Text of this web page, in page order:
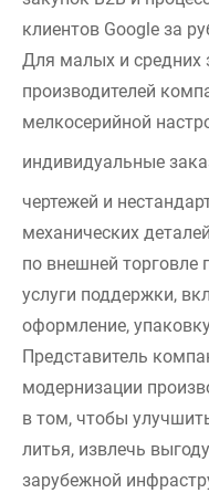
клиентов Google за
Для малых и средних
производителей
мелкосерийной
индивидуальные
чертежей и
механических
по внешней торговле
услуги поддержки,
оформление,
Представитель
модернизации
в том, чтобы
литья, извлечь
зарубежной